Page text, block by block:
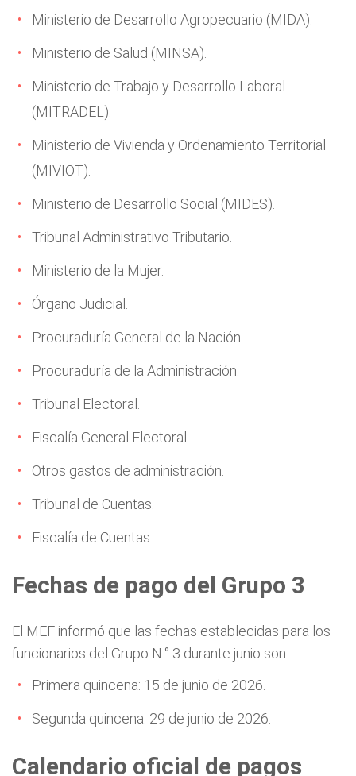
Ministerio de Desarrollo Agropecuario (MIDA).
Ministerio de Salud (MINSA).
Ministerio de Trabajo y Desarrollo Laboral
(MITRADEL).
Ministerio de Vivienda y Ordenamiento Territorial
(MIVIOT).
Ministerio de Desarrollo Social (MIDES).
Tribunal Administrativo Tributario.
Ministerio de la Mujer.
Órgano Judicial.
Procuraduría General de la Nación.
Procuraduría de la Administración.
Tribunal Electoral.
Fiscalía General Electoral.
Otros gastos de administración.
Tribunal de Cuentas.
Fiscalía de Cuentas.
Fechas de pago del Grupo 3
El MEF informó que las fechas establecidas para los
funcionarios del Grupo N.° 3 durante junio son:
Primera quincena: 15 de junio de 2026.
Segunda quincena: 29 de junio de 2026.
Calendario oficial de pagos